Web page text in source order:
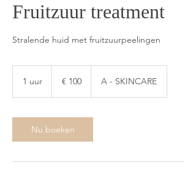
Fruitzuur treatment
Stralende huid met fruitzuurpeelingen
1 uur € 100 A - SKINCARE
Nu boeken